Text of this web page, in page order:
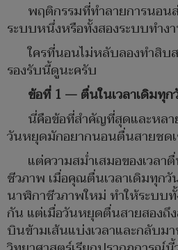
พฤติกรรมที่ทำลายการนอน
ระบบหนึ่งหรือทั้งสองระบบทำง
ใครที่นอนไม่หลับลองทำสิ
รองรับนี้ดูนะครับ
ข้อที่ 1 — ตื่นในเวลาเดิมทุ
นี่คือข้อที่สำคัญที่สุดและหลา
วันหยุดมักอยากนอนตื่นสายชด
แต่ความสม่ำเสมอของเวล
ชีวภาพ เมื่อคุณตื่นเวลาเดิมทุก
นาฬิกาชีวภาพใหม่ ทำให้ระบบ
กัน แต่เมื่อวันหยุดตื่นสายสองถึ
บินข้ามเส้นแบ่งเวลาและกลับ